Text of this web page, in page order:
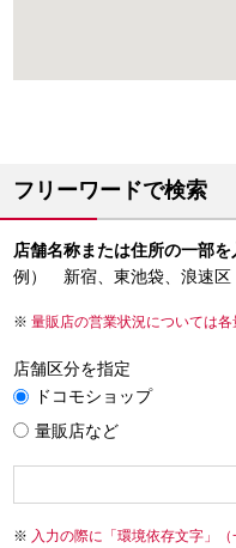
フリーワードで検索
店舗名称または住所の一部
例） 新宿、東池袋、浪速区
量販店の営業状況については各
店舗区分を指定
ドコモショップ
量販店など
入力の際に「環境依存文字」